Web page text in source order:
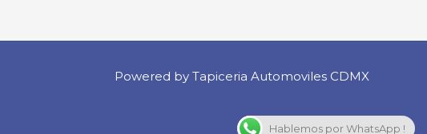
Powered by Tapiceria Automoviles CDMX
Hablemos por WhatsApp !